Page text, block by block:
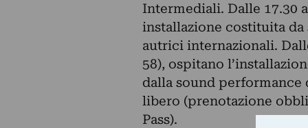
Intermediali. Dalle 17.30
installazione costituita
autrici internazionali.
58), ospitano
dalla sound
libero (prenotazione
Pass).